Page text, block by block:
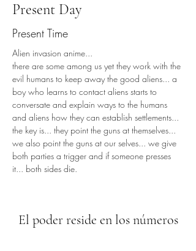
Present Day
Present Time
Alien invasion anime...
there are some among us yet they work with the
evil humans to keep away the good aliens... a
boy who learns to contact aliens starts to
conversate and explain ways to the humans
and aliens how they can establish settlements...
the key is... they point the guns at themselves...
we also point the guns at our selves... we give
both parties a trigger and if someone presses
it... both sides die.
El poder reside en los números